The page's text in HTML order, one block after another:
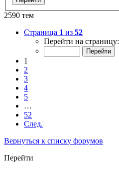
2590 тем
Страница 1 из 52
Перейти на страницу:
1
2
3
4
5
…
52
След.
Вернуться к списку форумов
Перейти